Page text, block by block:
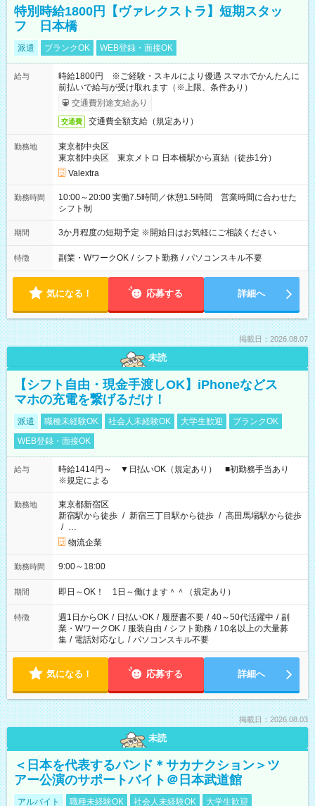
特別時給1800円【ヴァレクストラ】短期スタッ
フ 日本橋
派遣 ブランクOK WEB登録・面接OK
給与
時給1800円 ※ご経験・スキルにより優遇 スマホでかんたんに
前払いで給与が受け取れます（※上限、条件あり）
交通費別途支給あり
交通費 交通費全額支給（規定あり）
勤務地
東京都中央区
東京都中央区 東京メトロ 日本橋駅から直結（徒歩1分）
Valextra
勤務時間
10:00～20:00 実働7.5時間／休憩1.5時間 営業時間に合わせた
シフト制
期間 3か月程度の短期予定 ※開始日はお気軽にご相談ください
特徴 副業・WワークOK / シフト勤務 / パソコンスキル不要
気になる！ 応募する 詳細へ
掲載日：2026.08.07
未読
【シフト自由・現金手渡しOK】iPhoneなどス
マホの充電を繋げるだけ！
派遣 職種未経験OK 社会人未経験OK 大学生歓迎
ブランクOK
WEB登録・面接OK
給与
時給1414円～ ▼日払いOK（規定あり） ■初勤務手当あり
※規定による
勤務地
東京都新宿区
新宿駅から徒歩 / 新宿三丁目駅から徒歩 / 高田馬場駅から徒歩
/ …
物流企業
勤務時間 9:00～18:00
期間 即日～OK！ 1日～働けます＾＾（規定あり）
特徴 週1日からOK / 日払いOK / 履歴書不要 / 40～50代活躍中 / 副
業・WワークOK / 服装自由 / シフト勤務 / 10名以上の大量募
集 / 電話対応なし / パソコンスキル不要
気になる！ 応募する 詳細へ
掲載日：2026.08.03
未読
＜日本を代表するバンド＊サカナクション＞ツ
アー公演のサポートバイト＠日本武道館
アルバイト 職種未経験OK 社会人未経験OK 大学生歓迎